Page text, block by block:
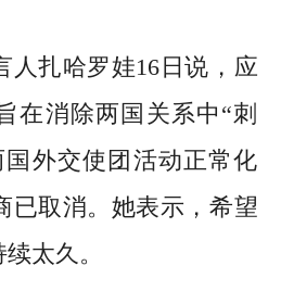
人扎哈罗娃16日说，应
在消除两国关系中“刺
外交使团活动正常化
已取消。她表示，希望
太久。